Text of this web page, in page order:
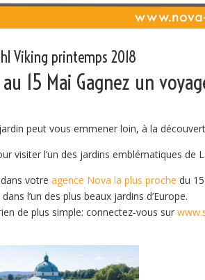
Viking printemps 2018
au 15 Mai Gagnez un
peut vous emmener loin, à la
visiter l’un des jardins emblématiques de
dans votreagence Nova la plus proche du
l’un des plus beaux jardins d’Europe.
de plus simple: connectez-vous sur